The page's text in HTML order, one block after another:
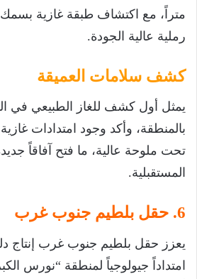
رملية عالية الجودة.
كشف سلامات العميقة
يمثل أول كشف للغاز الطبيعي في
بالمنطقة، وأكد وجود امتدادات
تحت ملوحة عالية، ما فتح آفاقاً
المستقبلية.
6. حقل بلطيم جنوب غرب
يعزز حقل بلطيم جنوب غرب إنتاج
امتداداً جيولوجياً لمنطقة “نورس